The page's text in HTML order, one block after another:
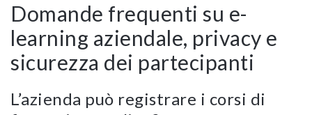
Domande frequenti su e-
learning aziendale, privacy e
sicurezza dei partecipanti
L’azienda può registrare i corsi di